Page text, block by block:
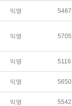
익명 5487
익명 5705
익명 5116
익명 5650
익명 5542